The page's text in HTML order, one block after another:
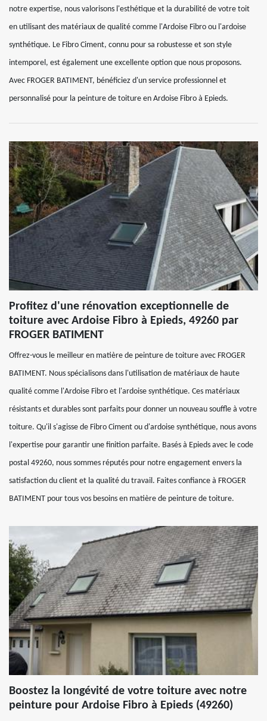
notre expertise, nous valorisons l'esthétique et la durabilité de votre toit
en utilisant des matériaux de qualité comme l'Ardoise Fibro ou l'ardoise
synthétique. Le Fibro Ciment, connu pour sa robustesse et son style
intemporel, est également une excellente option que nous proposons.
Avec FROGER BATIMENT, bénéficiez d'un service professionnel et
personnalisé pour la peinture de toiture en Ardoise Fibro à Epieds.
Profitez d'une rénovation exceptionnelle de
toiture avec Ardoise Fibro à Epieds, 49260 par
FROGER BATIMENT
Offrez-vous le meilleur en matière de peinture de toiture avec FROGER
BATIMENT. Nous spécialisons dans l'utilisation de matériaux de haute
qualité comme l'Ardoise Fibro et l'ardoise synthétique. Ces matériaux
résistants et durables sont parfaits pour donner un nouveau souffle à votre
toiture. Qu'il s'agisse de Fibro Ciment ou d'ardoise synthétique, nous avons
l'expertise pour garantir une finition parfaite. Basés à Epieds avec le code
postal 49260, nous sommes réputés pour notre engagement envers la
satisfaction du client et la qualité du travail. Faites confiance à FROGER
BATIMENT pour tous vos besoins en matière de peinture de toiture.
Boostez la longévité de votre toiture avec notre
peinture pour Ardoise Fibro à Epieds (49260)